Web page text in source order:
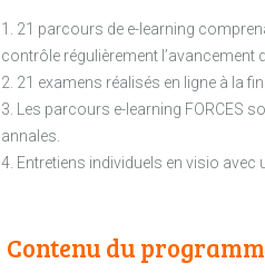
1. 21 parcours de e-learning
contrôle régulièrement l’avancement
2. 21 examens réalisés en ligne à la
3. Les parcours e-learning FORCES
annales.
4. Entretiens individuels en visio
Contenu du